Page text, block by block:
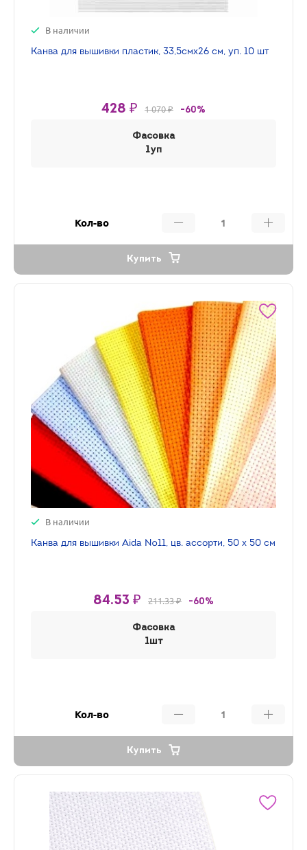
В наличии
Канва для вышивки пластик, 33,5смх26 см, уп. 10 шт
428 ₽ 1 070 ₽ -60%
Фасовка
1уп
Кол-во
Купить
В наличии
Канва для вышивки Aida №11, цв. ассорти, 50 х 50 см
84.53 ₽ 211.33 ₽ -60%
Фасовка
1шт
Кол-во
Купить